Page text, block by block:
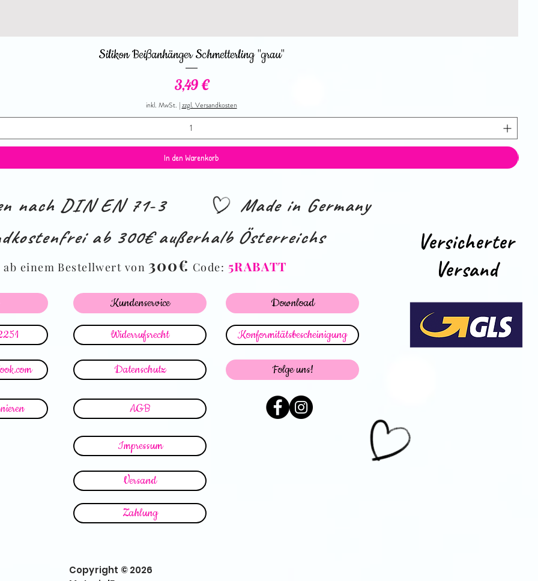
Schnellansicht
Silikon Beißanhänger Schmetterling "grau"
Preis
3,49 €
inkl. MwSt. |zzgl. Versandkosten
In den Warenkorb
nach DIN EN 71-3
Made in Germany
ab 300€ außerhalb Österreichs
ab einem Bestellwert von 300€ Code: 5RABATT
Kundenservice
Widerrufsrecht
Datenschutz
Download
Konformitätsbescheinigung
Folge uns!
Versicherter
Versand
AGB
Impressum
Versand
Zahlung
Copyright © 2026